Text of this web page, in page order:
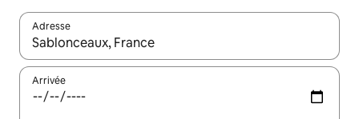
Adresse
Lorsque les résultats s'affichent, utilisez les flèches vers le
Arrivée